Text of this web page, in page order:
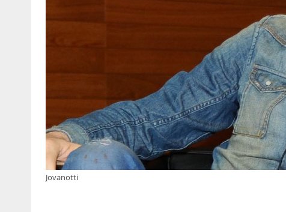
Jovanotti